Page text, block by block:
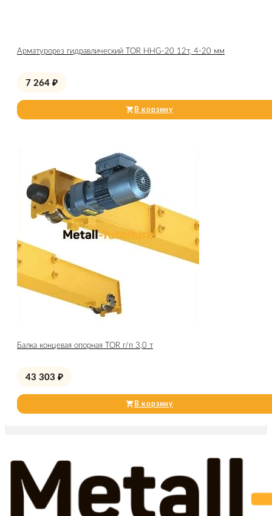
Арматурорез гидравлический TOR HHG-20 12т, 4-20 мм
7 264 ₽
В корзину
Балка концевая опорная TOR г/п 3,0 т
43 303 ₽
В корзину